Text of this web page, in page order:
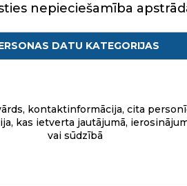
nepieciešamība
DATU KATEGORIJAS
kontaktinformācija, cita
kas ietverta jautājumā,
vai sūdzībā